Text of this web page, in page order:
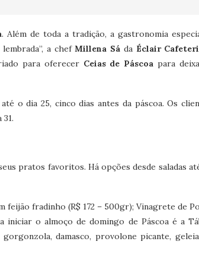
. Além de toda a tradição, a gastronomia
a chefMillena Sá da Éclair
para oferecer Ceias de Páscoa para
o dia 25, cinco dias antes da páscoa. Os
pratos favoritos. Há opções desde saladas
feijão fradinho (R$ 172 – 500gr); Vinagrete de
o almoço de domingo de Páscoa é a
damasco, provolone picante,